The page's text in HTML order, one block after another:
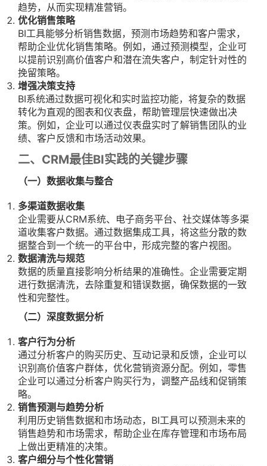
趋势，从而实现精准营销。
优化销售策略
BI工具能够分析销售数据，预测市场趋势和客户需求，
帮助企业优化销售策略。例如，通过预测模型，企业可
以提前识别高价值客户和潜在流失客户，制定针对性的
挽留策略。
增强决策支持
BI系统通过数据可视化和实时监控功能，将复杂的数据
转化为直观的图表和仪表盘，帮助管理层快速做出决
策。例如，企业可以通过仪表盘实时了解销售团队的业
绩、客户反馈和市场活动效果。
二、CRM最佳BI实践的关键步骤
（一）数据收集与整合
多渠道数据收集
企业需要从CRM系统、电子商务平台、社交媒体等多渠
道收集客户数据。通过数据集成工具，将这些分散的数
据整合到一个统一的平台中，形成完整的客户视图。
数据清洗与规范
数据的质量直接影响分析结果的准确性。企业需要定期
进行数据清洗，去除重复和错误数据，确保数据的一致
性和完整性。
（二）深度数据分析
客户行为分析
通过分析客户的购买历史、互动记录和反馈，企业可以
识别高价值客户群体，优化营销资源分配。例如，零售
企业可以通过分析客户购买行为，调整产品线和促销策
略。
销售预测与趋势分析
利用历史销售数据和市场动态，BI工具可以预测未来的
销售趋势和市场需求，帮助企业在库存管理和市场布局
上做出更精准的决策。
客户细分与个性化营销